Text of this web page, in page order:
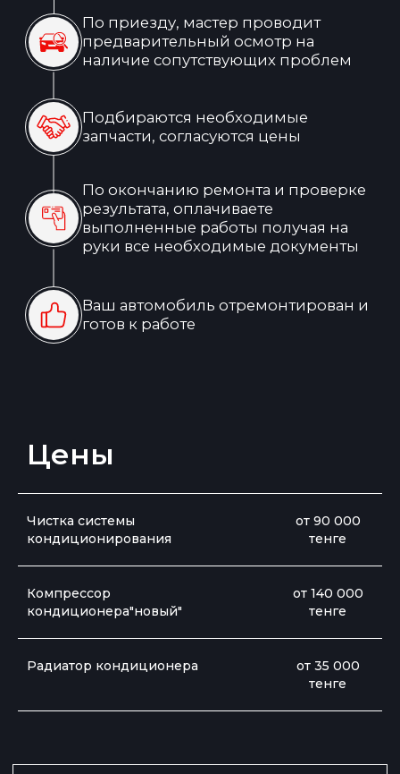
Цены
Чистка системы
кондиционирования
от 90 000
тенге
Компрессор
кондиционера"новый"
от 140 000
тенге
Радиатор кондиционера
от 35 000
тенге
Примеры наших работ